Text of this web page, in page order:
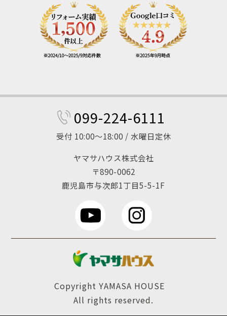
099-224-6111
受付 10:00～18:00 / 水曜日定休
ヤマサハウス株式会社
〒890-0062
鹿児島市与次郎1丁目5-5-1F
Copyright YAMASA HOUSE
All rights reserved.